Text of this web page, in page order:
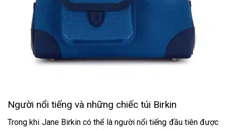
Người nổi tiếng và những chiếc túi Birkin
Trong khi Jane Birkin có thể là người nổi tiếng đầu tiên được